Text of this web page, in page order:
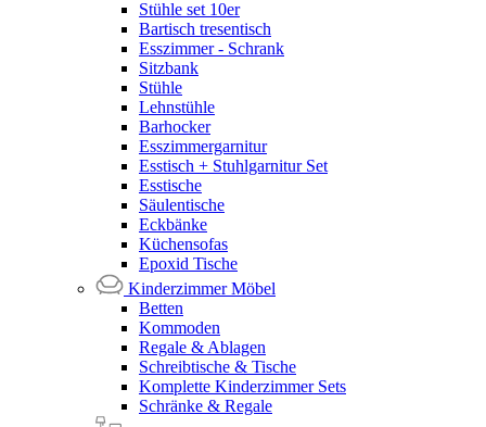
Stühle set 10er
Bartisch tresentisch
Esszimmer - Schrank
Sitzbank
Stühle
Lehnstühle
Barhocker
Esszimmergarnitur
Esstisch + Stuhlgarnitur Set
Esstische
Säulentische
Eckbänke
Küchensofas
Epoxid Tische
Kinderzimmer Möbel
Betten
Kommoden
Regale & Ablagen
Schreibtische & Tische
Komplette Kinderzimmer Sets
Schränke & Regale